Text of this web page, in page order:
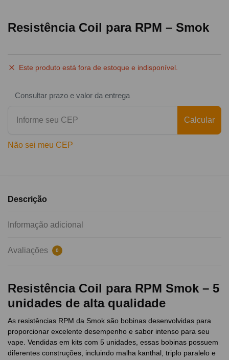
Resistência Coil para RPM – Smok
Este produto está fora de estoque e indisponível.
Consultar prazo e valor da entrega
Calcular
Não sei meu CEP
Descrição
Informação adicional
Avaliações 0
Resistência Coil para RPM Smok – 5
unidades de alta qualidade
As resistências RPM da Smok são bobinas desenvolvidas para
proporcionar excelente desempenho e sabor intenso para seu
vape. Vendidas em kits com 5 unidades, essas bobinas possuem
diferentes construções, incluindo malha kanthal, triplo paralelo e